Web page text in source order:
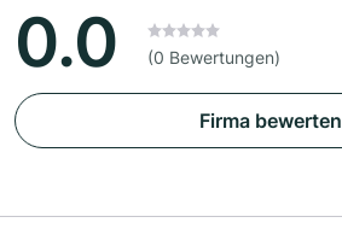
0.0 (0 Bewertungen)
Firma bewerten